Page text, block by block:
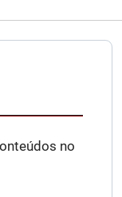
no